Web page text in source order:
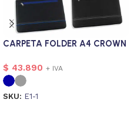
CARPETA FOLDER A4 CROWN
$ 43.890 + IVA
SKU: E1-1